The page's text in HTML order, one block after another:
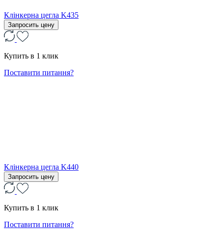
Клінкерна цегла K435
Запросить цену
Купить в 1 клик
Поставити питання?
Клінкерна цегла K440
Запросить цену
Купить в 1 клик
Поставити питання?